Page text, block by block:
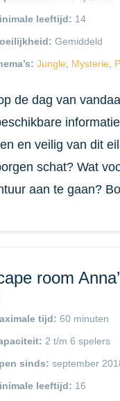
leeftijd: 14
Gemiddeld
Jungle Mysterie
de dag van
en veilig van dit
schat? Wat
aan te gaan?
room
tijd:60 minuten
2 t/m 6 spelers
sinds:september
leeftijd: 16